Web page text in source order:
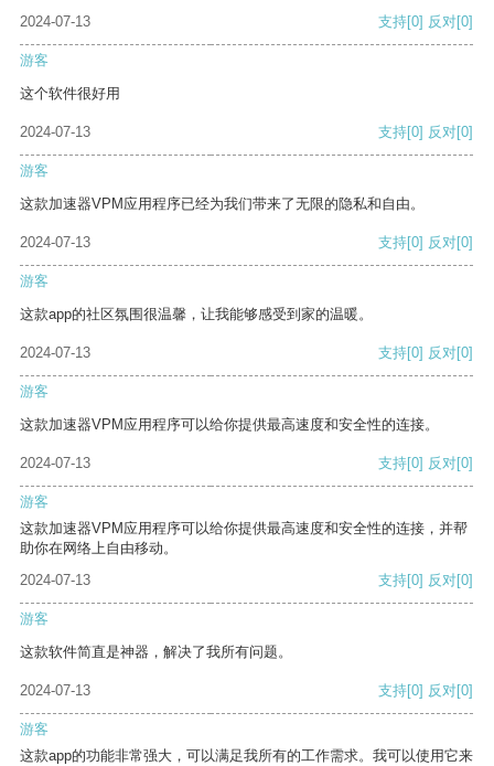
2024-07-13
支持[0] 反对[0]
游客
这个软件很好用
2024-07-13 支持[0] 反对[0]
游客
这款加速器VPM应用程序已经为我们带来了无限的隐私和自由。
2024-07-13 支持[0] 反对[0]
游客
这款app的社区氛围很温馨，让我能够感受到家的温暖。
2024-07-13 支持[0] 反对[0]
游客
这款加速器VPM应用程序可以给你提供最高速度和安全性的连接。
2024-07-13 支持[0] 反对[0]
游客
这款加速器VPM应用程序可以给你提供最高速度和安全性的连接，并帮
助你在网络上自由移动。
2024-07-13
支持[0] 反对[0]
游客
这款软件简直是神器，解决了我所有问题。
2024-07-13 支持[0] 反对[0]
游客
这款app的功能非常强大，可以满足我所有的工作需求。我可以使用它来